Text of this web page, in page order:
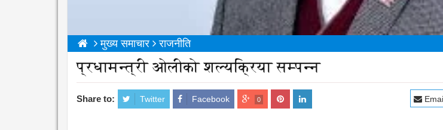
मुख्य समाचार राजनीति
प्रधामन्त्री ओलीको शल्यक्रिया सम्पन्न
Share to: Twitter Facebook 0